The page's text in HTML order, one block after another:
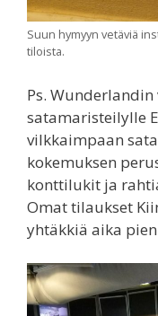
Suun hymyyn vetäviä
tiloista.
Ps.
satamaristeilylle
vilkkaimpaan
kokemuksen
konttilukit ja
Omat tilaukset
yhtäkkiä aika